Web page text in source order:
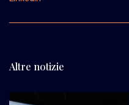
Altre notizie